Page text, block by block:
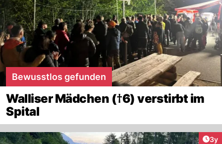
Bewusstlos gefunden
Walliser Mädchen (†6) verstirbt im
Spital
3y